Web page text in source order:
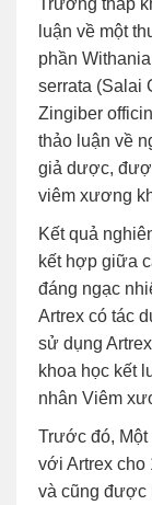
luận về một
phần
serrata (Salai
Zingiber
thảo luận về
giả dược,
viêm xương
Kết quả
kết hợp giữa
đáng ngạc
Artrex có tác
sử dụng
khoa học kết
nhân Viêm
Trước đó,
với Artrex cho
và cũng được